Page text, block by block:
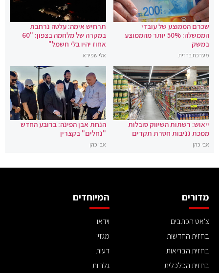
שכרם הממוצע של עובדי
הממשלה: 50% יותר מהממוצע
במשק
מערכת בחזית
תרחיש אימה: עלטה נרחבת
במקרה של מלחמה בצפון: "60
אחוז יהיו בלי חשמל"
אלי שפירא
ייאוש: רשתות השיווק סובלות
ממכת גניבות חסרת תקדים
אבי כהן
הנחת אבן הפינה: ברובע החדש
"נחלים" בקצרין
אבי כהן
מדורים
צ'אט הכתבים
בחזית החדשות
בחזית הבריאות
בחזית הכלכלית
המיוחדים
וידאו
מגזין
דעות
גלריות